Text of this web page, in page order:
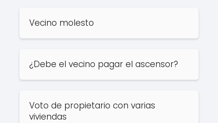
Vecino molesto
¿Debe el vecino pagar el ascensor?
Voto de propietario con varias
viviendas